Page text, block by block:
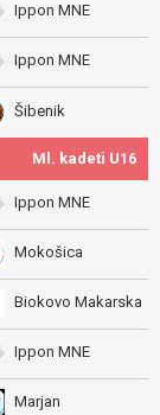
Ippon MNE
Ippon MNE
Šibenik
Ml. kadeti U16
Ippon MNE
Mokošica
Biokovo Makarska
Ippon MNE
Marjan